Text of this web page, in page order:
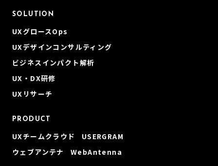
SOLUTION
UXグロースOps
UXデザインコンサルティング
ビジネスインパクト解析
UX・DX研修
UXリサーチ
PRODUCT
UXチームクラウド USERGRAM
ウェブアンテナ WebAntenna